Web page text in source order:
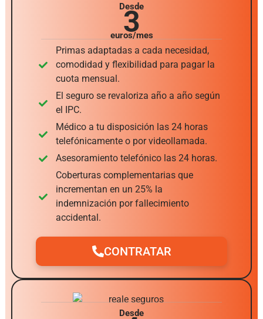
Desde
3
euros/mes
Primas adaptadas a cada necesidad,
comodidad y flexibilidad para pagar la
cuota mensual.
El seguro se revaloriza año a año según
el IPC.
Médico a tu disposición las 24 horas
telefónicamente o por videollamada.
Asesoramiento telefónico las 24 horas.
Coberturas complementarias que
incrementan en un 25% la
indemnización por fallecimiento
accidental.
CONTRATAR
Desde